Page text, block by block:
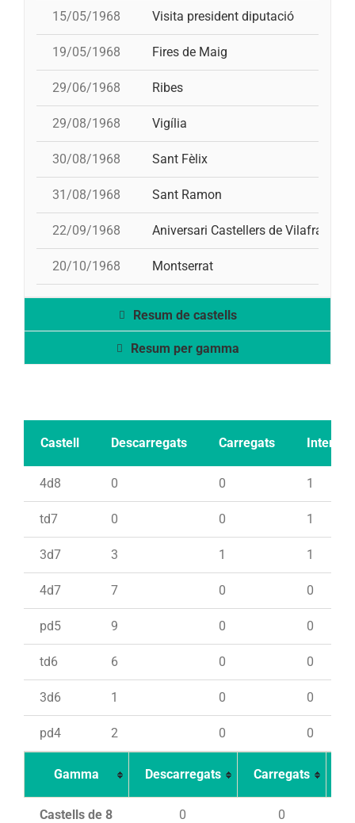
15/05/1968 Visita president diputació
19/05/1968 Fires de Maig
29/06/1968 Ribes
29/08/1968 Vigília
30/08/1968 Sant Fèlix
31/08/1968 Sant Ramon
22/09/1968 Aniversari Castellers de Vilafranca
20/10/1968 Montserrat
Resum de castells
Resum per gamma
Castell Descarregats Carregats Intents
4d8 0 0 1
td7 0 0 1
3d7 3 1 1
4d7 7 0 0
pd5 9 0 0
td6 6 0 0
3d6 1 0 0
pd4 2 0 0
Gamma Descarregats Carregats
Castells de 8 0 0